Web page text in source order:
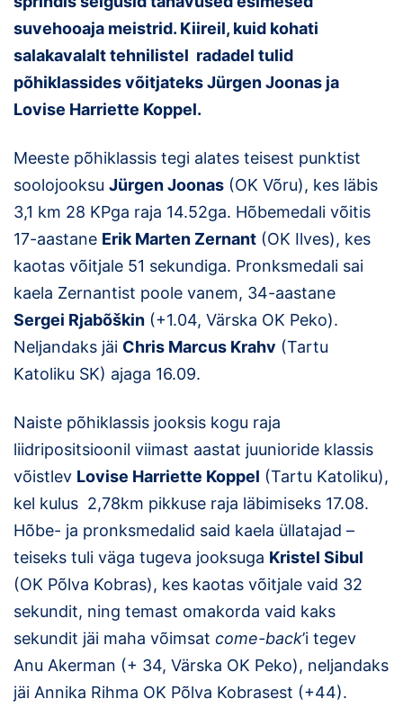
Klubid
Suletud maastikud
Püsirajad
Ajalugu
Koolitused
OTSI
suvehooaja meistrid. Kiireil, kuid kohati
salakavalalt tehnilistel radadel tulid
põhiklassides võitjateks Jürgen Joonas ja
Lovise Harriette Koppel.
Meeste põhiklassis tegi alates teisest punktist
soolojooksu Jürgen Joonas (OK Võru), kes läbis
3,1 km 28 KPga raja 14.52ga. Hõbemedali võitis
17-aastane Erik Marten Zernant (OK Ilves), kes
kaotas võitjale 51 sekundiga. Pronksmedali sai
kaela Zernantist poole vanem, 34-aastane
Sergei Rjabõškin (+1.04, Värska OK Peko).
Neljandaks jäi Chris Marcus Krahv (Tartu
Katoliku SK) ajaga 16.09.
Naiste põhiklassis jooksis kogu raja
liidripositsioonil viimast aastat juunioride klassis
võistlev Lovise Harriette Koppel (Tartu Katoliku),
kel kulus 2,78km pikkuse raja läbimiseks 17.08.
Hõbe- ja pronksmedalid said kaela üllatajad –
teiseks tuli väga tugeva jooksuga Kristel Sibul
(OK Põlva Kobras), kes kaotas võitjale vaid 32
sekundit, ning temast omakorda vaid kaks
sekundit jäi maha võimsat come-back’i tegev
Anu Akerman (+ 34, Värska OK Peko), neljandaks
jäi Annika Rihma OK Põlva Kobrasest (+44).